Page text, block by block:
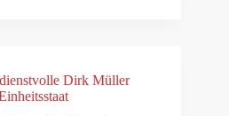
Dirk Müller